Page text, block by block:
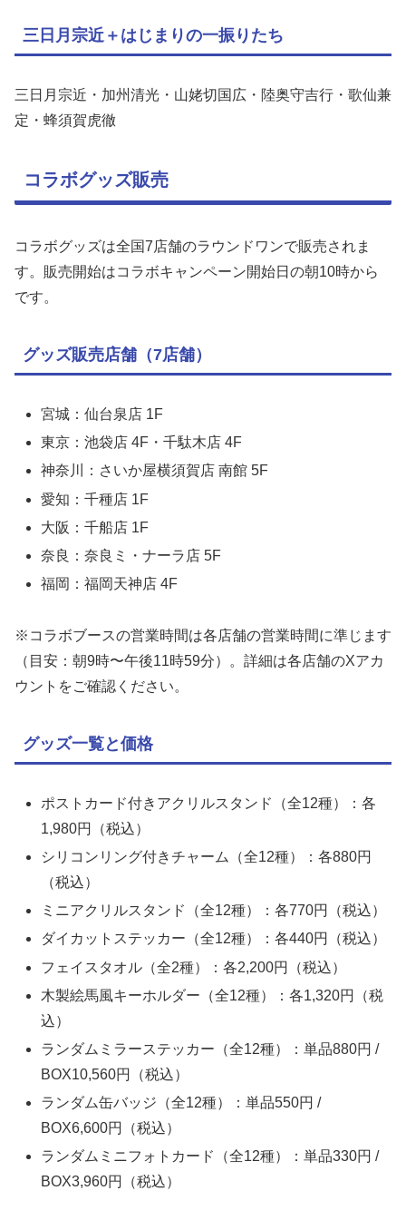
三日月宗近＋はじまりの一振りたち
三日月宗近・加州清光・山姥切国広・陸奥守吉行・歌仙兼
定・蜂須賀虎徹
コラボグッズ販売
コラボグッズは全国7店舗のラウンドワンで販売されま
す。販売開始はコラボキャンペーン開始日の朝10時から
です。
グッズ販売店舗（7店舗）
宮城：仙台泉店 1F
東京：池袋店 4F・千駄木店 4F
神奈川：さいか屋横須賀店 南館 5F
愛知：千種店 1F
大阪：千船店 1F
奈良：奈良ミ・ナーラ店 5F
福岡：福岡天神店 4F
※コラボブースの営業時間は各店舗の営業時間に準じます
（目安：朝9時〜午後11時59分）。詳細は各店舗のXアカ
ウントをご確認ください。
グッズ一覧と価格
ポストカード付きアクリルスタンド（全12種）：各
1,980円（税込）
シリコンリング付きチャーム（全12種）：各880円
（税込）
ミニアクリルスタンド（全12種）：各770円（税込）
ダイカットステッカー（全12種）：各440円（税込）
フェイスタオル（全2種）：各2,200円（税込）
木製絵馬風キーホルダー（全12種）：各1,320円（税
込）
ランダムミラーステッカー（全12種）：単品880円 /
BOX10,560円（税込）
ランダム缶バッジ（全12種）：単品550円 /
BOX6,600円（税込）
ランダムミニフォトカード（全12種）：単品330円 /
BOX3,960円（税込）